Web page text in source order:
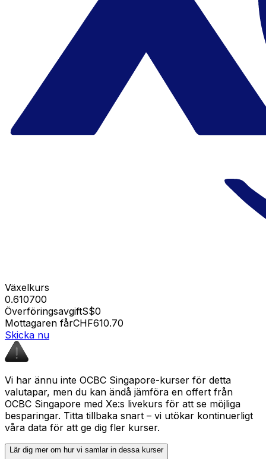
Växelkurs
0.610700
ÖverföringsavgiftS$0
Mottagaren fårCHF610.70
Skicka nu
Vi har ännu inte OCBC Singapore-kurser för detta
valutapar, men du kan ändå jämföra en offert från
OCBC Singapore med Xe:s livekurs för att se möjliga
besparingar. Titta tillbaka snart – vi utökar kontinuerligt
våra data för att ge dig fler kurser.
Lär dig mer om hur vi samlar in dessa kurser